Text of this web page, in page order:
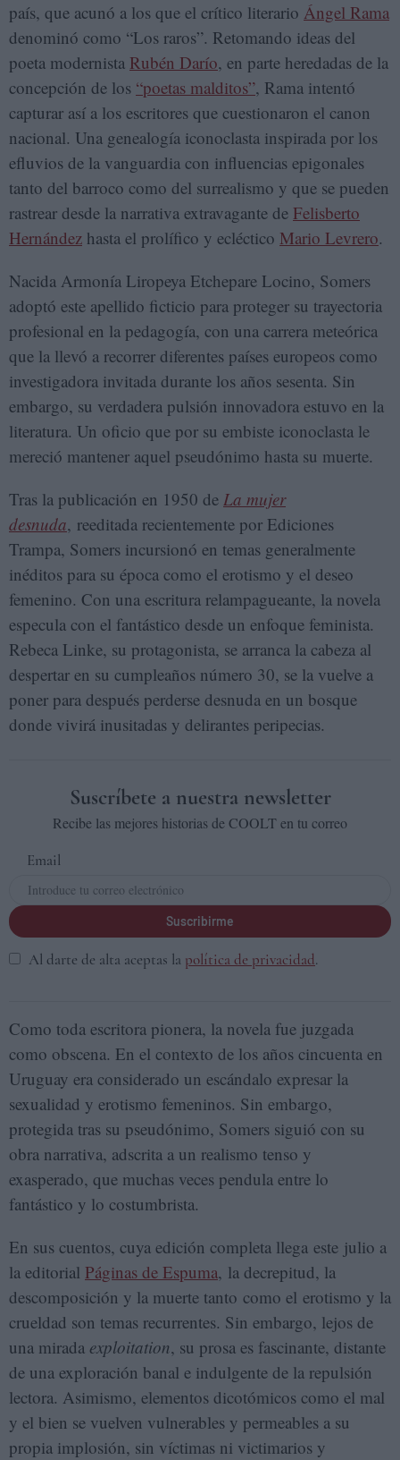
país, que acunó a los que el crítico literario Ángel Rama
denominó como “Los raros”. Retomando ideas del
poeta modernista Rubén Darío, en parte heredadas de la
concepción de los “poetas malditos”, Rama intentó
capturar así a los escritores que cuestionaron el canon
nacional. Una genealogía iconoclasta inspirada por los
efluvios de la vanguardia con influencias epigonales
tanto del barroco como del surrealismo y que se pueden
rastrear desde la narrativa extravagante de Felisberto
Hernández hasta el prolífico y ecléctico Mario Levrero.
Nacida Armonía Liropeya Etchepare Locino, Somers
adoptó este apellido ficticio para proteger su trayectoria
profesional en la pedagogía, con una carrera meteórica
que la llevó a recorrer diferentes países europeos como
investigadora invitada durante los años sesenta. Sin
embargo, su verdadera pulsión innovadora estuvo en la
literatura. Un oficio que por su embiste iconoclasta le
mereció mantener aquel pseudónimo hasta su muerte.
Tras la publicación en 1950 de La mujer
desnuda, reeditada recientemente por Ediciones
Trampa, Somers incursionó en temas generalmente
inéditos para su época como el erotismo y el deseo
femenino. Con una escritura relampagueante, la novela
especula con el fantástico desde un enfoque feminista.
Rebeca Linke, su protagonista, se arranca la cabeza al
despertar en su cumpleaños número 30, se la vuelve a
poner para después perderse desnuda en un bosque
donde vivirá inusitadas y delirantes peripecias.
Suscríbete a nuestra newsletter
Recibe las mejores historias de COOLT en tu correo
Email
Suscribirme
Al darte de alta aceptas la política de privacidad.
Como toda escritora pionera, la novela fue juzgada
como obscena. En el contexto de los años cincuenta en
Uruguay era considerado un escándalo expresar la
sexualidad y erotismo femeninos. Sin embargo,
protegida tras su pseudónimo, Somers siguió con su
obra narrativa, adscrita a un realismo tenso y
exasperado, que muchas veces pendula entre lo
fantástico y lo costumbrista.
En sus cuentos, cuya edición completa llega este julio a
la editorial Páginas de Espuma, la decrepitud, la
descomposición y la muerte tanto como el erotismo y la
crueldad son temas recurrentes. Sin embargo, lejos de
una mirada exploitation, su prosa es fascinante, distante
de una exploración banal e indulgente de la repulsión
lectora. Asimismo, elementos dicotómicos como el mal
y el bien se vuelven vulnerables y permeables a su
propia implosión, sin víctimas ni victimarios y